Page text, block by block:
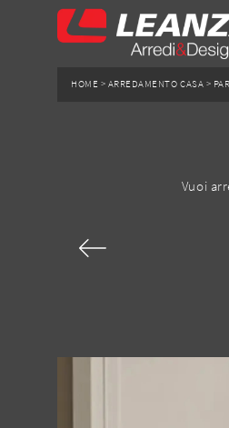
HOME > ARREDAMENTO CASA >
Vuoi